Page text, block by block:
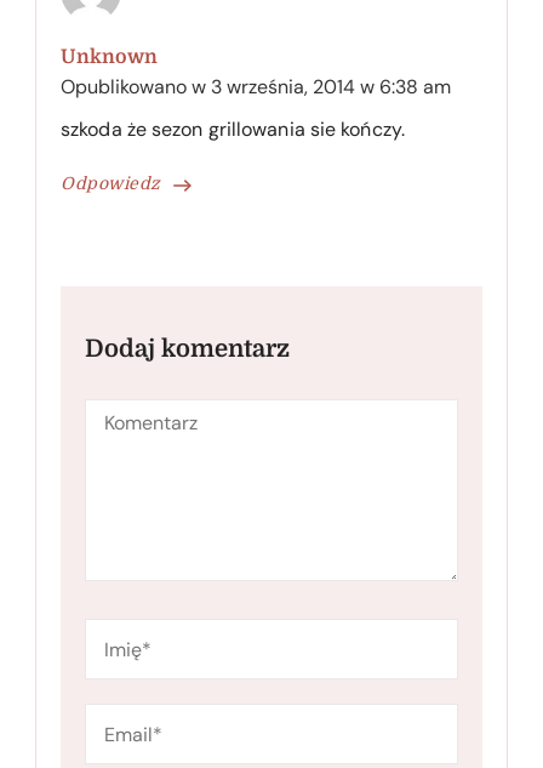
Unknown
Opublikowano w 3 września, 2014 w 6:38 am
Odpowiedz
szkoda że sezon grillowania sie kończy.
Dodaj komentarz